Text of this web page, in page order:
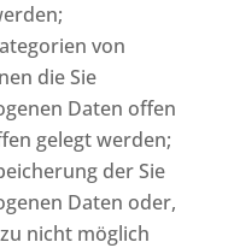
von
die Sie
Daten offen
gelegt werden;
der Sie
Daten oder,
nicht möglich